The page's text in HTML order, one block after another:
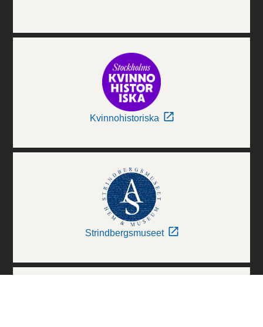
Kvinnohistoriska
Strindbergsmuseet